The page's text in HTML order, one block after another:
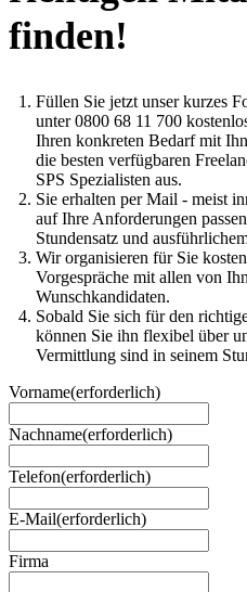
finden!
Füllen Sie jetzt unser kurzes
unter 0800 68 11 700
Ihren konkreten Bedarf mit
die besten verfügbaren
SPS Spezialisten aus.
Sie erhalten per Mail - meist
auf Ihre Anforderungen
Stundensatz und
Wir organisieren für Sie
Vorgespräche mit allen von
Wunschkandidaten.
Sobald Sie sich für den
können Sie ihn flexibel über
Vermittlung sind in seinem
Vorname(erforderlich)
Nachname(erforderlich)
Telefon(erforderlich)
E-Mail(erforderlich)
Firma